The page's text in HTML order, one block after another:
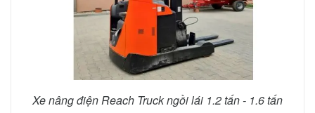
Xe nâng điện Reach Truck ngồi lái 1.2 tấn - 1.6 tấn